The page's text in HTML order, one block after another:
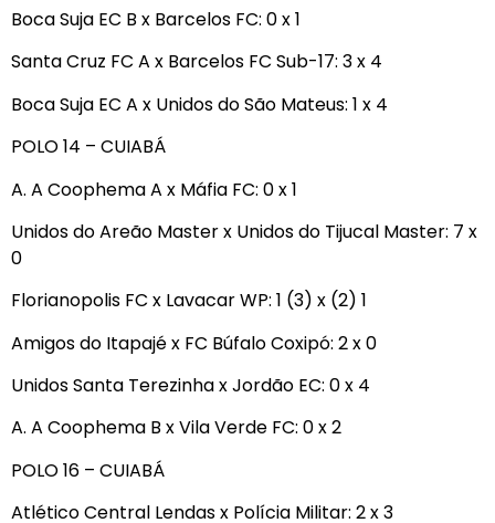
Boca Suja EC B x Barcelos FC: 0 x 1
Santa Cruz FC A x Barcelos FC Sub-17: 3 x 4
Boca Suja EC A x Unidos do São Mateus: 1 x 4
POLO 14 – CUIABÁ
A. A Coophema A x Máfia FC: 0 x 1
Unidos do Areão Master x Unidos do Tijucal Master: 7 x
0
Florianopolis FC x Lavacar WP: 1 (3) x (2) 1
Amigos do Itapajé x FC Búfalo Coxipó: 2 x 0
Unidos Santa Terezinha x Jordão EC: 0 x 4
A. A Coophema B x Vila Verde FC: 0 x 2
POLO 16 – CUIABÁ
Atlético Central Lendas x Polícia Militar: 2 x 3